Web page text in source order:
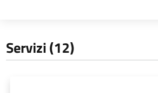
Servizi (12)